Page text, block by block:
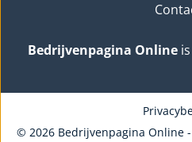
Bedrijvenpagina Onlineis
© 2026 Bedrijvenpagina Online